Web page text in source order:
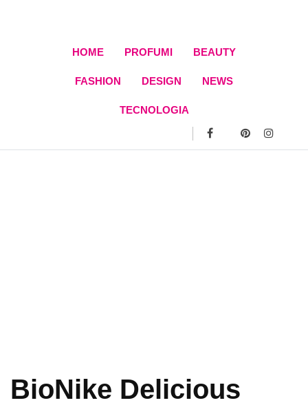
HOME PROFUMI BEAUTY
FASHION DESIGN NEWS
TECNOLOGIA
BioNike Delicious